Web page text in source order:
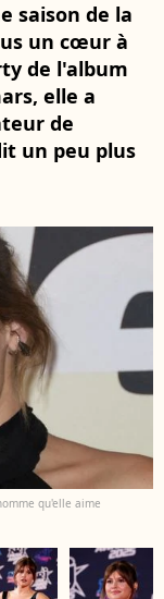
saison de la
un cœur à
de l'album
elle a
de
un peu plus
qu'elle aime